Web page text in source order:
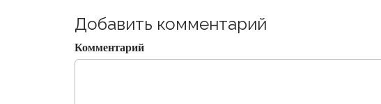
t
n
a
Добавить комментарий
Комментарий